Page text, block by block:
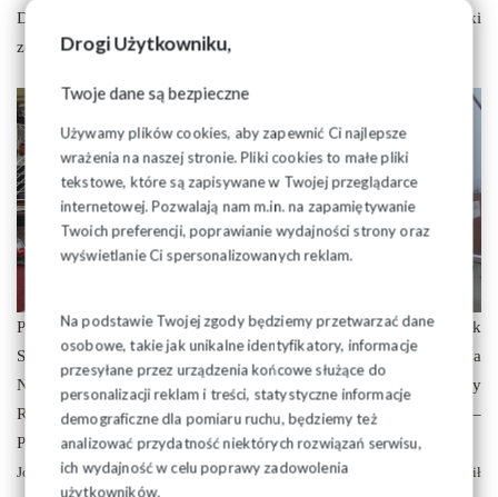
Drogi Użytkowniku,
Twoje dane są bezpieczne
Używamy plików cookies, aby zapewnić Ci najlepsze
wrażenia na naszej stronie. Pliki cookies to małe pliki
tekstowe, które są zapisywane w Twojej przeglądarce
internetowej. Pozwalają nam m.in. na zapamiętywanie
Twoich preferencji, poprawianie wydajności strony oraz
wyświetlanie Ci spersonalizowanych reklam.
Na podstawie Twojej zgody będziemy przetwarzać dane
osobowe, takie jak unikalne identyfikatory, informacje
przesyłane przez urządzenia końcowe służące do
personalizacji reklam i treści, statystyczne informacje
demograficzne dla pomiaru ruchu, będziemy też
analizować przydatność niektórych rozwiązań serwisu,
ich wydajność w celu poprawy zadowolenia
użytkowników.
Duszpasterz Ludzi Pracy z Białegostoku – Andrzej Rogoziński
ze Szczytu Jasnej Góry poprowadził modlitwę różańcową.
Przed głównymi uroczystościami głos zabrali – Jacek
Strączyński – Przewodniczący Zarządu Regionu Częstochowa
NSZZ „Solidarność’, Józef Mozolewski – Przewodniczący
Regionu Podlaskiego NSZZ „Solidarność’ oraz Piotr Duda –
Przewodniczący Komisji Krajowej NSZZ „Solidarność’.
Józef Mozolewski serdecznie przywitał wszystkich Pielgrzymów i wyraził